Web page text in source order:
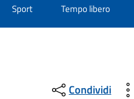
Sport Tempo libero
Condividi